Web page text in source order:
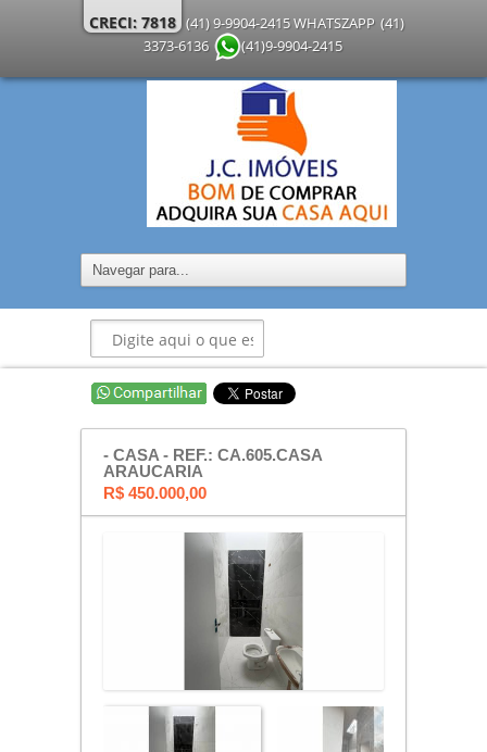
CRECI: 7818 (41) 9-9904-2415 WHATSZAPP (41)
3373-6136
(41)9-9904-2415
- CASA - REF.: CA.605.CASA
ARAUCARIA
R$ 450.000,00